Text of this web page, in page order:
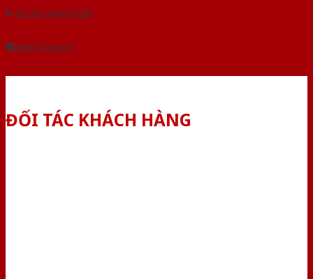
Yêu cầu gọi lại (3 phút)
Dành cho đại lý
ĐỐI TÁC KHÁCH HÀNG